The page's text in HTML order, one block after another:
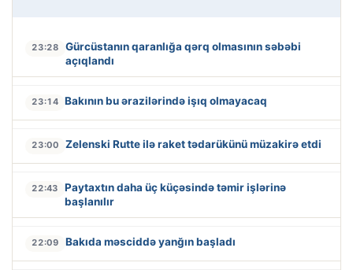
23:28
Gürcüstanın qaranlığa qərq olmasının səbəbi
açıqlandı
23:14 Bakının bu ərazilərində işıq olmayacaq
23:00 Zelenski Rutte ilə raket tədarükünü müzakirə etdi
22:43
Paytaxtın daha üç küçəsində təmir işlərinə
başlanılır
22:09 Bakıda məsciddə yanğın başladı